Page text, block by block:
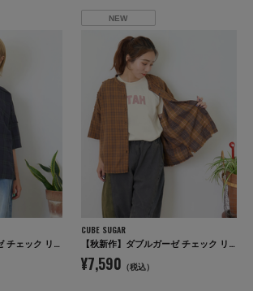
【秋新作】ダブルガーゼ チェック リバーシブル 5分袖 ドルマンシャツ
NEW
CUBE SUGAR
【秋新作】ダブルガーゼ チェック リバーシブル 5分袖 ドルマンシャツ
¥7,590 （税込）